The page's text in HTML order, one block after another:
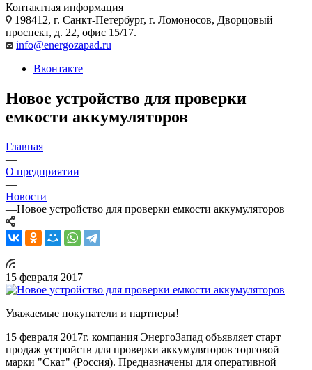
Контактная информация
198412, г. Санкт-Петербург, г. Ломоносов, Дворцовый
проспект, д. 22, офис 15/17.
info@energozapad.ru
Вконтакте
Новое устройство для проверки
емкости аккумуляторов
Главная
—
О предприятии
—
Новости
—Новое устройство для проверки емкости аккумуляторов
15 февраля 2017
Уважаемые покупатели и партнеры!
15 февраля 2017г. компания ЭнергоЗапад объявляет старт
продаж устройств для проверки аккумуляторов торговой
марки "Скат" (Россия). Предназначены для оперативной